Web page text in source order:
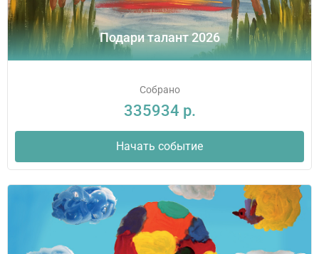
Подари талант 2026
Собрано
335934 р.
Начать событие